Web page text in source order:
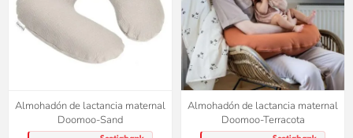
Almohadón de lactancia maternal
Doomoo-Sand
Almohadón de lactancia maternal
Doomoo-Terracota